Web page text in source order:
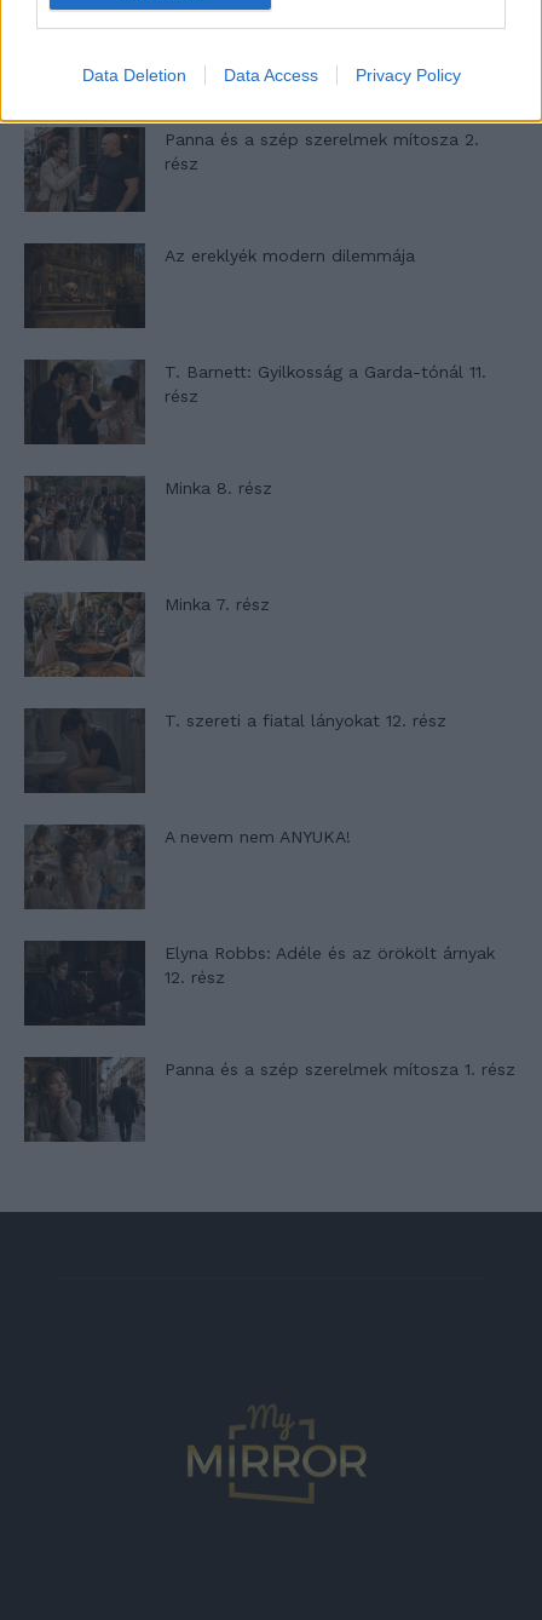
Data Deletion Data Access Privacy Policy
Panna és a szép szerelmek mítosza 2.
rész
Az ereklyék modern dilemmája
T. Barnett: Gyilkosság a Garda-tónál 11.
rész
Minka 8. rész
Minka 7. rész
T. szereti a fiatal lányokat 12. rész
A nevem nem ANYUKA!
Elyna Robbs: Adéle és az örökölt árnyak
12. rész
Panna és a szép szerelmek mítosza 1. rész